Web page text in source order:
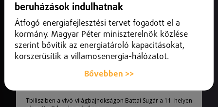
Battai Sugár a legjobb magyar
Tbilisziben a vívó-világbajnokságon Battai Sugár a 11. helyen
beruházások indulhatnak
Átfogó energiafejlesztési tervet fogadott el a
kormány. Magyar Péter miniszterelnök közlése
szerint bővítik az energiatároló kapacitásokat,
korszerűsítik a villamosenergia-hálózatot.
Bővebben >>